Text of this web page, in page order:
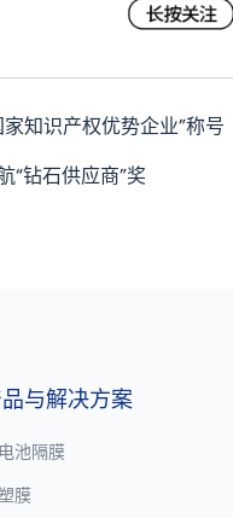
知识产权优势企业”称号
“钻石供应商”奖
与解决方案
池隔膜
膜